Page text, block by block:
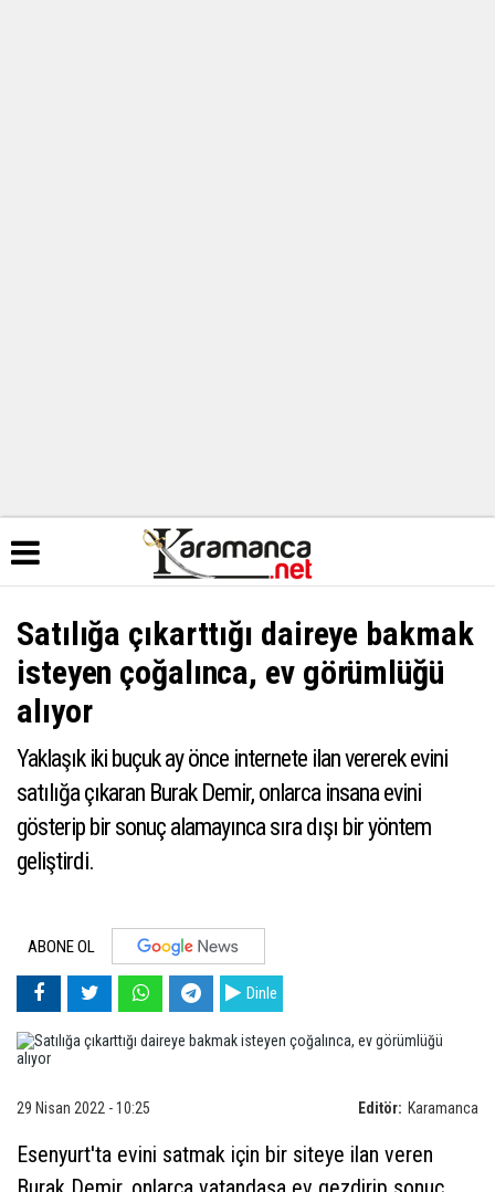
Satılığa çıkarttığı daireye bakmak
isteyen çoğalınca, ev görümlüğü
alıyor
Yaklaşık iki buçuk ay önce internete ilan vererek evini
satılığa çıkaran Burak Demir, onlarca insana evini
gösterip bir sonuç alamayınca sıra dışı bir yöntem
geliştirdi.
ABONE OL
Dinle
Editör: Karamanca
29 Nisan 2022 - 10:25
Esenyurt'ta evini satmak için bir siteye ilan veren